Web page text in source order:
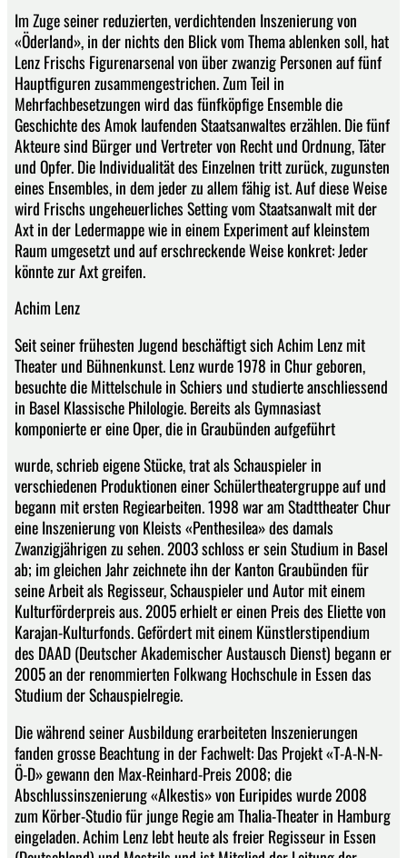
Im Zuge seiner reduzierten, verdichtenden Inszenierung von
«Öderland», in der nichts den Blick vom Thema ablenken soll, hat
Lenz Frischs Figurenarsenal von über zwanzig Personen auf fünf
Hauptfiguren zusammengestrichen. Zum Teil in
Mehrfachbesetzungen wird das fünfköpfige Ensemble die
Geschichte des Amok laufenden Staatsanwaltes erzählen. Die fünf
Akteure sind Bürger und Vertreter von Recht und Ordnung, Täter
und Opfer. Die Individualität des Einzelnen tritt zurück, zugunsten
eines Ensembles, in dem jeder zu allem fähig ist. Auf diese Weise
wird Frischs ungeheuerliches Setting vom Staatsanwalt mit der
Axt in der Ledermappe wie in einem Experiment auf kleinstem
Raum umgesetzt und auf erschreckende Weise konkret: Jeder
könnte zur Axt greifen.
Achim Lenz
Seit seiner frühesten Jugend beschäftigt sich Achim Lenz mit
Theater und Bühnenkunst. Lenz wurde 1978 in Chur geboren,
besuchte die Mittelschule in Schiers und studierte anschliessend
in Basel Klassische Philologie. Bereits als Gymnasiast
komponierte er eine Oper, die in Graubünden aufgeführt
wurde, schrieb eigene Stücke, trat als Schauspieler in
verschiedenen Produktionen einer Schülertheatergruppe auf und
begann mit ersten Regiearbeiten. 1998 war am Stadttheater Chur
eine Inszenierung von Kleists «Penthesilea» des damals
Zwanzigjährigen zu sehen. 2003 schloss er sein Studium in Basel
ab; im gleichen Jahr zeichnete ihn der Kanton Graubünden für
seine Arbeit als Regisseur, Schauspieler und Autor mit einem
Kulturförderpreis aus. 2005 erhielt er einen Preis des Eliette von
Karajan-Kulturfonds. Gefördert mit einem Künstlerstipendium
des DAAD (Deutscher Akademischer Austausch Dienst) begann er
2005 an der renommierten Folkwang Hochschule in Essen das
Studium der Schauspielregie.
Die während seiner Ausbildung erarbeiteten Inszenierungen
fanden grosse Beachtung in der Fachwelt: Das Projekt «T-A-N-N-
Ö-D» gewann den Max-Reinhard-Preis 2008; die
Abschlussinszenierung «Alkestis» von Euripides wurde 2008
zum Körber-Studio für junge Regie am Thalia-Theater in Hamburg
eingeladen. Achim Lenz lebt heute als freier Regisseur in Essen